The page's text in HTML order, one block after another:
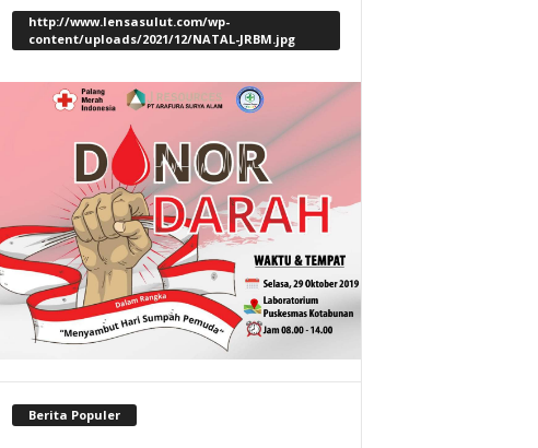
http://www.lensasulut.com/wp-
content/uploads/2021/12/NATAL-JRBM.jpg
Berita Populer